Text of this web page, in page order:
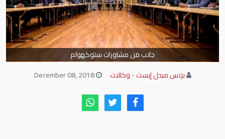
جانب من مشاورات ستوكهولم
بزنس ميدل إيست - وكالات
December 08, 2018